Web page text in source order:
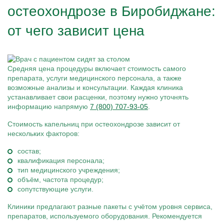
остеохондрозе в Биробиджане:
от чего зависит цена
Средняя цена процедуры включает стоимость самого
препарата, услуги медицинского персонала, а также
возможные анализы и консультации. Каждая клиника
устанавливает свои расценки, поэтому нужно уточнять
информацию напрямую 7 (800) 707-93-05
Стоимость капельниц при остеохондрозе зависит от
нескольких факторов:
состав;
квалификация персонала;
тип медицинского учреждения;
объём, частота процедур;
сопутствующие услуги.
Клиники предлагают разные пакеты с учётом уровня сервиса,
препаратов, используемого оборудования. Рекомендуется